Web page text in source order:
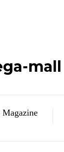
mall
Magazine